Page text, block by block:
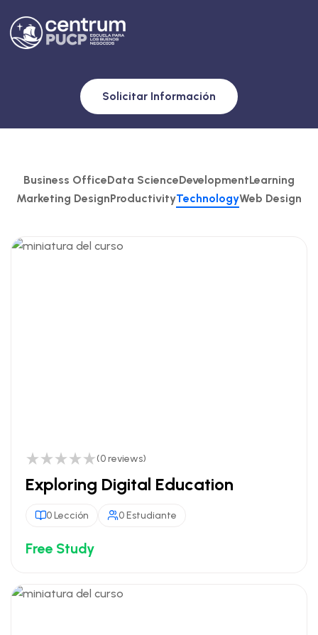
Solicitar Información
Business OfficeData ScienceDevelopmentLearning
Marketing DesignProductivityTechnologyWeb Design
(0 reviews)
Exploring Digital Education
0 Lección 0 Estudiante
Free Study